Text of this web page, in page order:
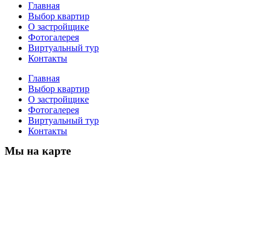
Главная
Выбор квартир
О застройщике
Фотогалерея
Виртуальный тур
Контакты
Главная
Выбор квартир
О застройщике
Фотогалерея
Виртуальный тур
Контакты
Мы на карте